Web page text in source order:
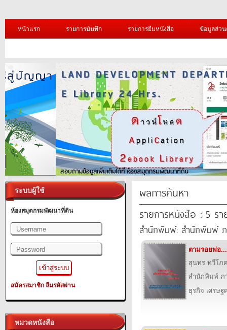
หน้าแรก รายการบันทึก รายการยืมหนังสือ ข้อมูลส่ว
ระบบผู้ใช้
ห้องสมุดกรมพัฒนาที่ดิน
สมัครสมาชิก ลืมรหัสผ่าน
หมวดหนังสือ
ผลการค้นหา
รายการหนังสือ : 5 รา
สำนักพิมพ์: สำนักพิมพ์
ตามรอยพ่อ
สุนทร ทวีโภ
สำนักพิมพ์ ภ
ธุรกิจ เศรษฐ